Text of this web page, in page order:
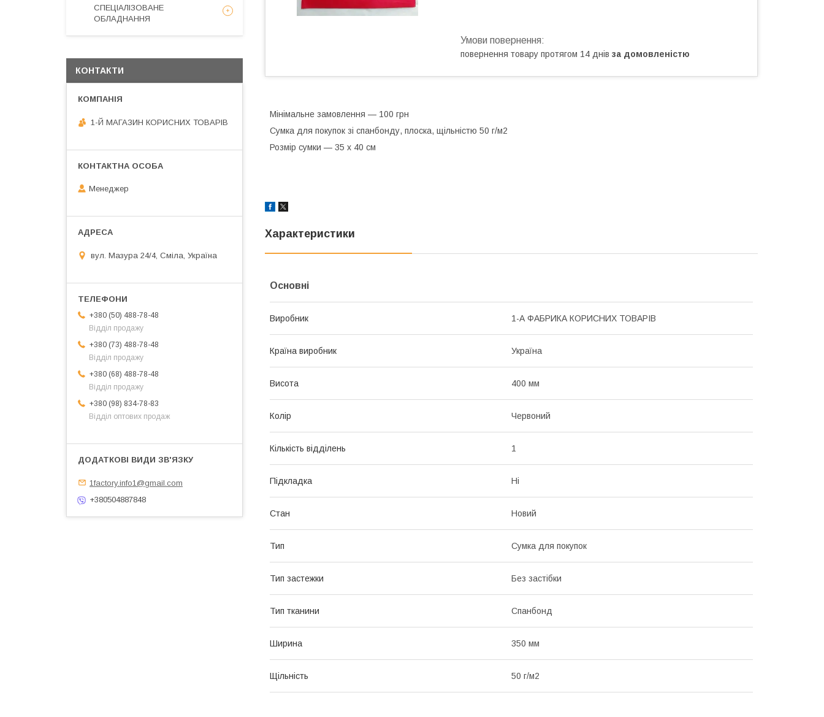
повернення товару протягом 14 днів за домовленістю
Мінімальне замовлення — 100 грн
Сумка для покупок зі спанбонду, плоска, щільністю 50 г/м2
Розмір сумки — 35 х 40 см
Характеристики
Основні
Виробник 1-А ФАБРИКА КОРИСНИХ ТОВАРІВ
Країна виробник Україна
Висота 400 мм
Колір Червоний
Кількість відділень 1
Підкладка Ні
Стан Новий
Тип Сумка для покупок
Тип застежки Без застібки
Тип тканини Спанбонд
Ширина 350 мм
Щільність 50 г/м2
СПЕЦІАЛІЗОВАНЕ
ОБЛАДНАННЯ
КОНТАКТИ
1-Й МАГАЗИН КОРИСНИХ ТОВАРІВ
Менеджер
вул. Мазура 24/4, Сміла, Україна
+380 (50) 488-78-48
Відділ продажу
+380 (73) 488-78-48
Відділ продажу
+380 (68) 488-78-48
Відділ продажу
+380 (98) 834-78-83
Відділ оптових продаж
1factory.info1@gmail.com
+380504887848